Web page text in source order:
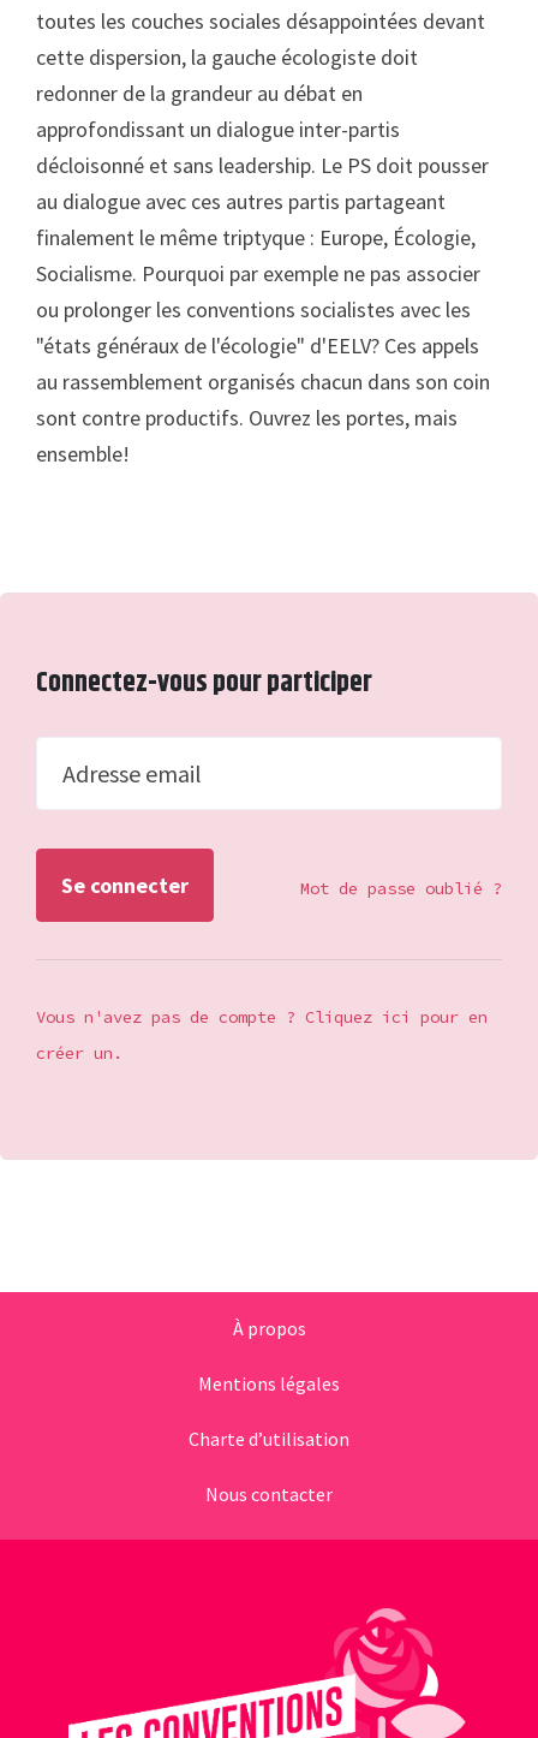
toutes les couches sociales désappointées devant
cette dispersion, la gauche écologiste doit
redonner de la grandeur au débat en
approfondissant un dialogue inter-partis
décloisonné et sans leadership. Le PS doit pousser
au dialogue avec ces autres partis partageant
finalement le même triptyque : Europe, Écologie,
Socialisme. Pourquoi par exemple ne pas associer
ou prolonger les conventions socialistes avec les
"états généraux de l'écologie" d'EELV? Ces appels
au rassemblement organisés chacun dans son coin
sont contre productifs. Ouvrez les portes, mais
ensemble!
Connectez-vous pour participer
Adresse email
Mot de passe oublié ?
Vous n'avez pas de compte ? Cliquez ici pour en
créer un.
À propos
Mentions légales
Charte d’utilisation
Nous contacter